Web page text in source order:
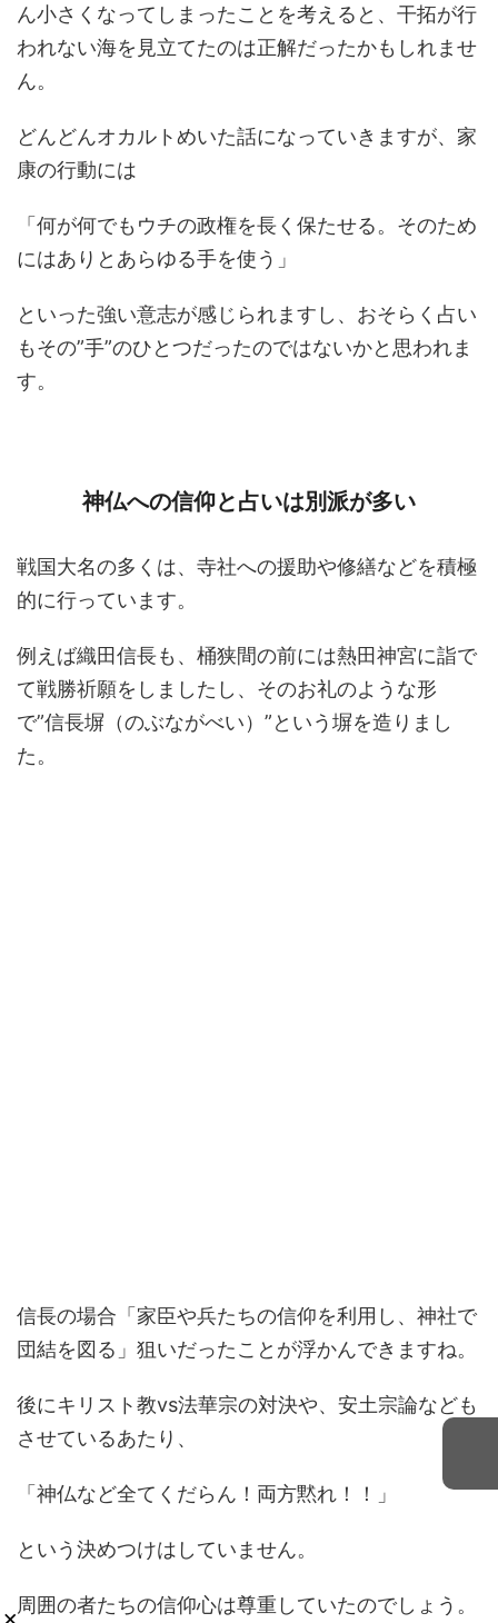
ん小さくなってしまったことを考えると、干拓が行
われない海を見立てたのは正解だったかもしれませ
ん。
どんどんオカルトめいた話になっていきますが、家
康の行動には
「何が何でもウチの政権を長く保たせる。そのため
にはありとあらゆる手を使う」
といった強い意志が感じられますし、おそらく占い
もその”手”のひとつだったのではないかと思われま
す。
神仏への信仰と占いは別派が多い
戦国大名の多くは、寺社への援助や修繕などを積極
的に行っています。
例えば織田信長も、桶狭間の前には熱田神宮に詣で
て戦勝祈願をしましたし、そのお礼のような形
で”信長塀（のぶながべい）”という塀を造りまし
た。
信長の場合「家臣や兵たちの信仰を利用し、神社で
団結を図る」狙いだったことが浮かんできますね。
後にキリスト教vs法華宗の対決や、安土宗論なども
させているあたり、
「神仏など全てくだらん！両方黙れ！！」
という決めつけはしていません。
周囲の者たちの信仰心は尊重していたのでしょう。